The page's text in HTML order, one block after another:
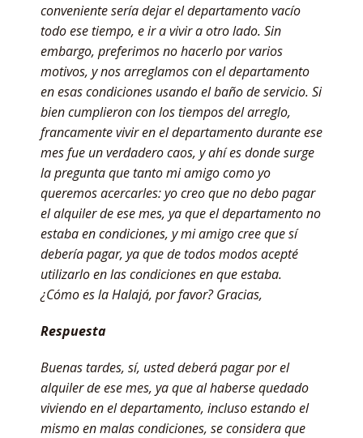
conveniente sería dejar el departamento vacío
todo ese tiempo, e ir a vivir a otro lado. Sin
embargo, preferimos no hacerlo por varios
motivos, y nos arreglamos con el departamento
en esas condiciones usando el baño de servicio. Si
bien cumplieron con los tiempos del arreglo,
francamente vivir en el departamento durante ese
mes fue un verdadero caos, y ahí es donde surge
la pregunta que tanto mi amigo como yo
queremos acercarles: yo creo que no debo pagar
el alquiler de ese mes, ya que el departamento no
estaba en condiciones, y mi amigo cree que sí
debería pagar, ya que de todos modos acepté
utilizarlo en las condiciones en que estaba.
¿Cómo es la Halajá, por favor? Gracias,
Respuesta
Buenas tardes, sí, usted deberá pagar por el
alquiler de ese mes, ya que al haberse quedado
viviendo en el departamento, incluso estando el
mismo en malas condiciones, se considera que